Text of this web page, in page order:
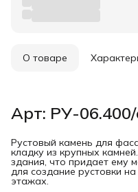
О товаре
Арт: РУ-06.400/
Рустовый камень для
кладку из крупных
здания, что придает ему
для создание рустовки
этажах.